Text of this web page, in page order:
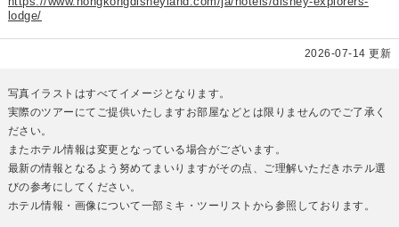
lodge/
2026-07-14 更新
写真イラストはすべてイメージとなります。
実際のツアーにてご提供いたしますお部屋などとは限りませんのでご了承く
ださい。
またホテル情報は変更となっている場合がございます。
最新の情報となるよう努めてまいりますがその点、ご理解いただきホテル選
びの参考にしてください。
ホテル情報・画像について一部ミキ・ツーリストから参照しております。